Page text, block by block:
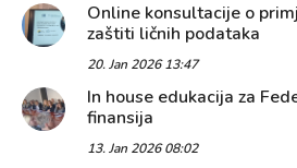
Online konsultacije o
zaštiti ličnih podataka
20. Jan 2026 13:47
In house edukacija za
finansija
13. Jan 2026 08:02